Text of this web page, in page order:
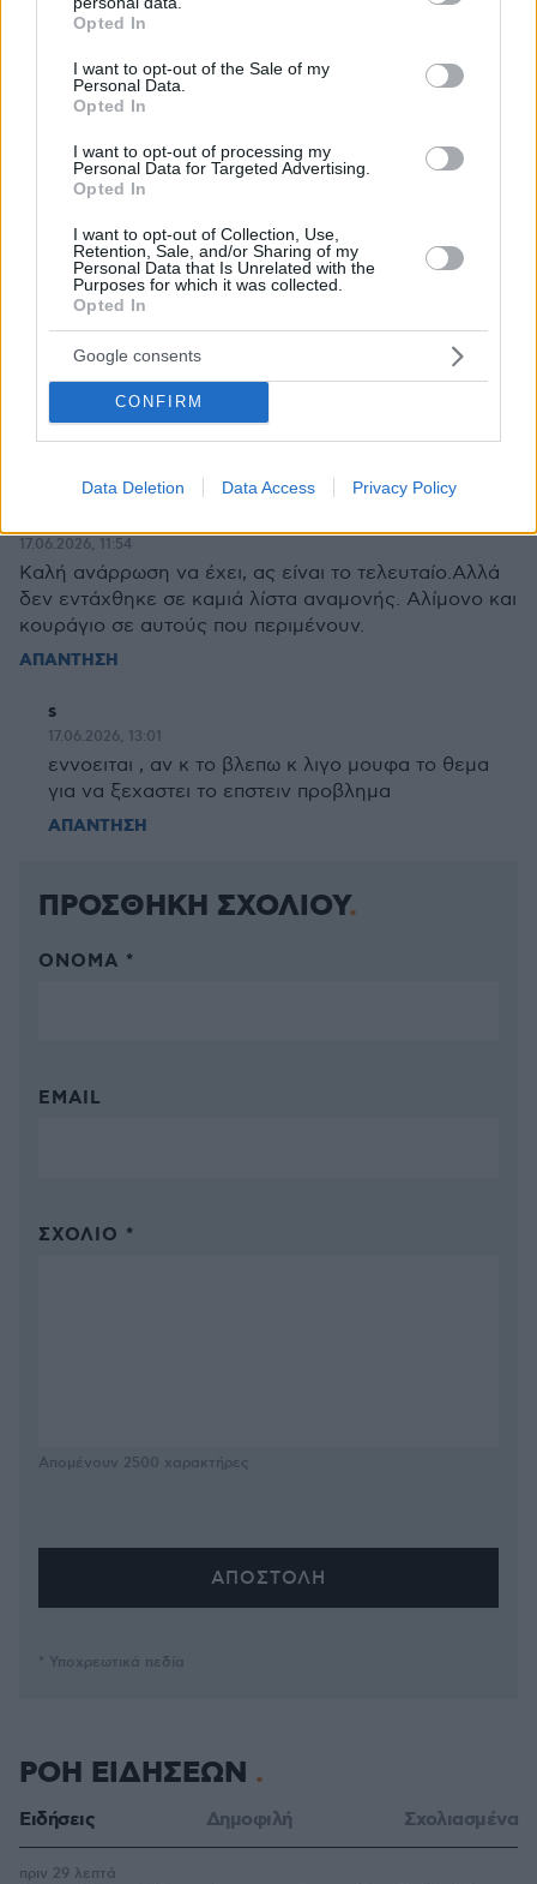
grant or deny consent to Google and its third-party tags to
use your data for below specified purposes in below Google
consent section.
Opted In
I want to opt-out of the Sale of my
Personal Data.
Opted In
I want to opt-out of processing my
Personal Data for Targeted Advertising.
Opted In
I want to opt-out of Collection, Use,
Retention, Sale, and/or Sharing of my
Personal Data that Is Unrelated with the
Purposes for which it was collected.
Opted In
Google consents
CONFIRM
Data Deletion Data Access Privacy Policy
φταίει ο Πουτιν😂😂😂😂
17.06.2026, 14:57
Αν εκανε οτι εκανε με τα πνευμονια της ,αυτη και ο
γιος της ειναι καλα φιντανια. Πριγκιπισσα χαχαχαχα .
ΑΠΑΝΤΗΣΗ
εντελώς ψεμα
17.06.2026, 13:03
η κυρια ηταν στα μισά εμαιλ του επστειν με
λεπτομέριες σοκαριστικές , ωραιο το παραμύθι
ΑΠΑΝΤΗΣΗ
Ας είμαστε ακριβείς στις διατυπώσεις μας,γιατι είναι
17.06.2026, 11:54
Καλή ανάρρωση να έχει, ας είναι το τελευταίο.Αλλά
δεν εντάχθηκε σε καμιά λίστα αναμονής. Αλίμονο και
κουράγιο σε αυτούς που περιμένουν.
ΑΠΑΝΤΗΣΗ
s
17.06.2026, 13:01
εννοειται , αν κ το βλεπω κ λιγο μουφα το θεμα
για να ξεχαστει το επστειν προβλημα
ΑΠΑΝΤΗΣΗ
ΠΡΟΣΘΗΚΗ ΣΧΟΛΙΟΥ
ΌΝΟΜΑ *
EMAIL
ΣΧΌΛΙΟ *
Απομένουν 2500 χαρακτήρες
* Υποχρεωτικά πεδία
ΡΟΗ ΕΙΔΗΣΕΩΝ
Ειδήσεις Δημοφιλή Σχολιασμένα
πριν 29 λεπτά